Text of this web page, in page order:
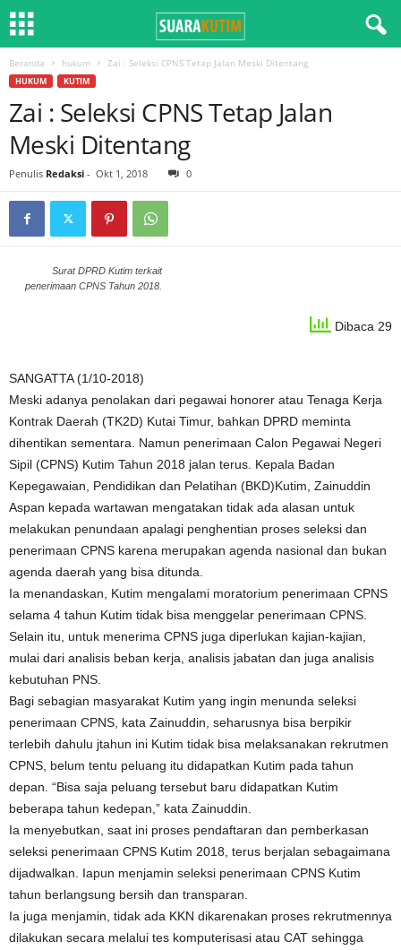
Beranda hukum Zai : Seleksi CPNS Tetap Jalan Meski Ditentang
HUKUM KUTIM
Zai : Seleksi CPNS Tetap Jalan
Meski Ditentang
Penulis Redaksi - Okt 1, 2018 0
Surat DPRD Kutim terkait
penerimaan CPNS Tahun 2018.
Dibaca 29
SANGATTA (1/10-2018)
Meski adanya penolakan dari pegawai honorer atau Tenaga Kerja
Kontrak Daerah (TK2D) Kutai Timur, bahkan DPRD meminta
dihentikan sementara. Namun penerimaan Calon Pegawai Negeri
Sipil (CPNS) Kutim Tahun 2018 jalan terus. Kepala Badan
Kepegawaian, Pendidikan dan Pelatihan (BKD)Kutim, Zainuddin
Aspan kepada wartawan mengatakan tidak ada alasan untuk
melakukan penundaan apalagi penghentian proses seleksi dan
penerimaan CPNS karena merupakan agenda nasional dan bukan
agenda daerah yang bisa ditunda.
Ia menandaskan, Kutim mengalami moratorium penerimaan CPNS
selama 4 tahun Kutim tidak bisa menggelar penerimaan CPNS.
Selain itu, untuk menerima CPNS juga diperlukan kajian-kajian,
mulai dari analisis beban kerja, analisis jabatan dan juga analisis
kebutuhan PNS.
Bagi sebagian masyarakat Kutim yang ingin menunda seleksi
penerimaan CPNS, kata Zainuddin, seharusnya bisa berpikir
terlebih dahulu jtahun ini Kutim tidak bisa melaksanakan rekrutmen
CPNS, belum tentu peluang itu didapatkan Kutim pada tahun
depan. “Bisa saja peluang tersebut baru didapatkan Kutim
beberapa tahun kedepan,” kata Zainuddin.
Ia menyebutkan, saat ini proses pendaftaran dan pemberkasan
seleksi penerimaan CPNS Kutim 2018, terus berjalan sebagaimana
dijadwalkan. Iapun menjamin seleksi penerimaan CPNS Kutim
tahun berlangsung bersih dan transparan.
Ia juga menjamin, tidak ada KKN dikarenakan proses rekrutmennya
dilakukan secara melalui tes komputerisasi atau CAT sehingga